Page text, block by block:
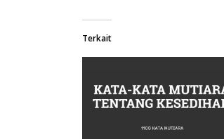
Terkait